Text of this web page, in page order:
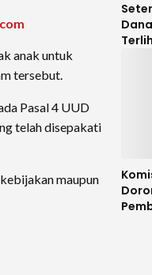
anak untuk
tersebut.
Pasal 4 UUD
telah disepakati
maupun